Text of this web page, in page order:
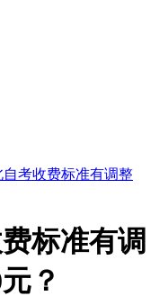
自考收费标准有调整
标准有调
？